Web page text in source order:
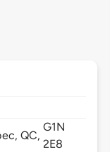
QC,
G1N
2E8